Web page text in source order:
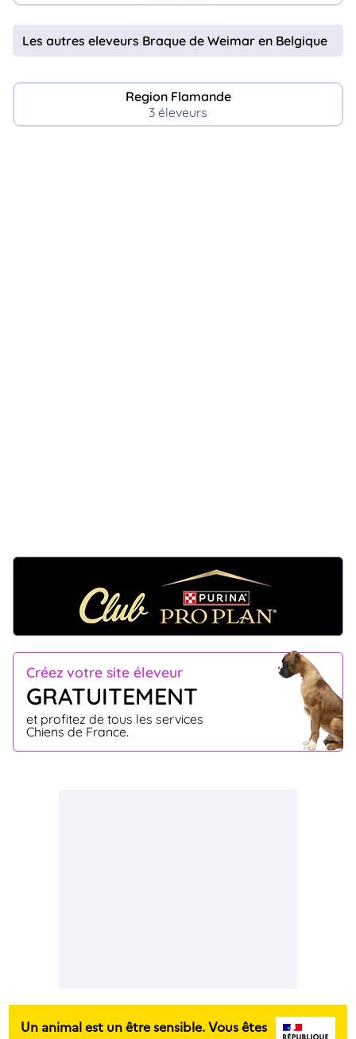
Les autres eleveurs Braque de Weimar en Belgique
Region Flamande
3 éleveurs
Créez votre site éleveur
GRATUITEMENT
et profitez de tous les services
Chiens de France.
Un animal est un être sensible. Vous êtes